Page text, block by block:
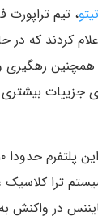
، تیم تراپورت
کردند که در
همچنین
بیشتری
در واکنش به